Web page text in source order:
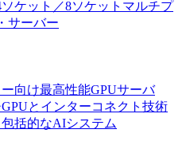
ケット／8ソケットマルチプ
サーバー
向け最高性能GPUサーバ
とインターコネクト技術
括的なAIシステム